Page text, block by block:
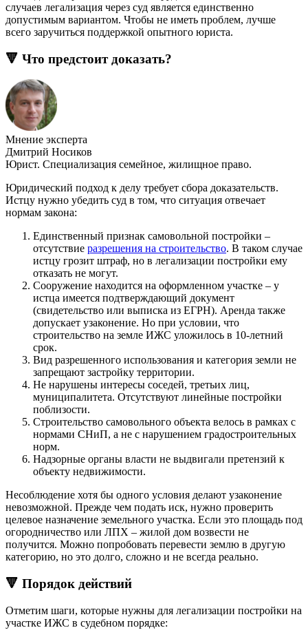
случаев легализация через суд является единственно
допустимым вариантом. Чтобы не иметь проблем, лучше
всего заручиться поддержкой опытного юриста.
🔻 Что предстоит доказать?
Мнение эксперта
Дмитрий Носиков
Юрист. Специализация семейное, жилищное право.
Юридический подход к делу требует сбора доказательств.
Истцу нужно убедить суд в том, что ситуация отвечает
нормам закона:
Единственный признак самовольной постройки –
отсутствие разрешения на строительство. В таком случае
истцу грозит штраф, но в легализации постройки ему
отказать не могут.
Сооружение находится на оформленном участке – у
истца имеется подтверждающий документ
(свидетельство или выписка из ЕГРН). Аренда также
допускает узаконение. Но при условии, что
строительство на земле ИЖС уложилось в 10-летний
срок.
Вид разрешенного использования и категория земли не
запрещают застройку территории.
Не нарушены интересы соседей, третьих лиц,
муниципалитета. Отсутствуют линейные постройки
поблизости.
Строительство самовольного объекта велось в рамках с
нормами СНиП, а не с нарушением градостроительных
норм.
Надзорные органы власти не выдвигали претензий к
объекту недвижимости.
Несоблюдение хотя бы одного условия делают узаконение
невозможной. Прежде чем подать иск, нужно проверить
целевое назначение земельного участка. Если это площадь под
огородничество или ЛПХ – жилой дом возвести не
получится. Можно попробовать перевести землю в другую
категорию, но это долго, сложно и не всегда реально.
🔻 Порядок действий
Отметим шаги, которые нужны для легализации постройки на
участке ИЖС в судебном порядке: